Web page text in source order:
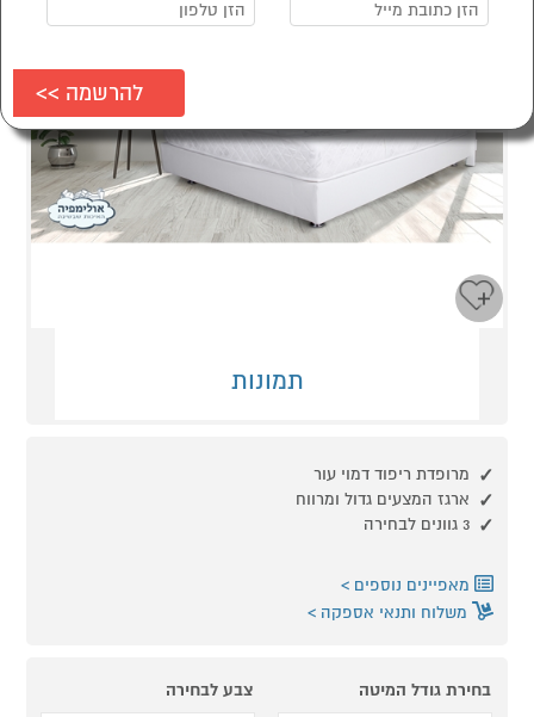
תמונות
מרופדת ריפוד דמוי עור
ארגז המצעים גדול ומרווח
3 גוונים לבחירה
מאפיינים נוספים
משלוח ותנאי אספקה
בחירת גודל המיטה
צבע לבחירה